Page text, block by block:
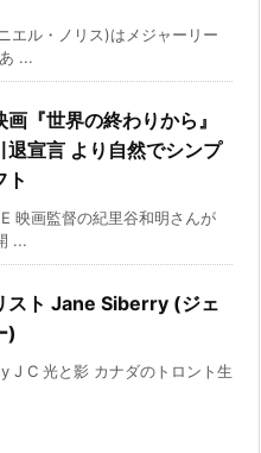
エル・ノリス)はメジャーリー
...
『世界の終わりから』
退宣言 より自然でシンプ
ト
映画監督の紀里谷和明さんが
...
スト Jane Siberry (ジェ
)
J C 光と影 カナダのトロント生